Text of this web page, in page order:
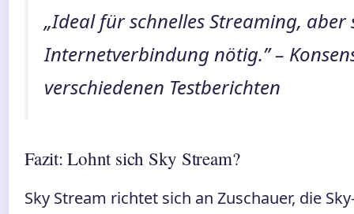
„Ideal für schnelles Streaming, aber
Internetverbindung nötig.” –
verschiedenen Testberichten
Fazit: Lohnt sich Sky Stream?
Sky Stream richtet sich an Zuschauer, die